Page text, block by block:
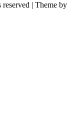
| Theme by